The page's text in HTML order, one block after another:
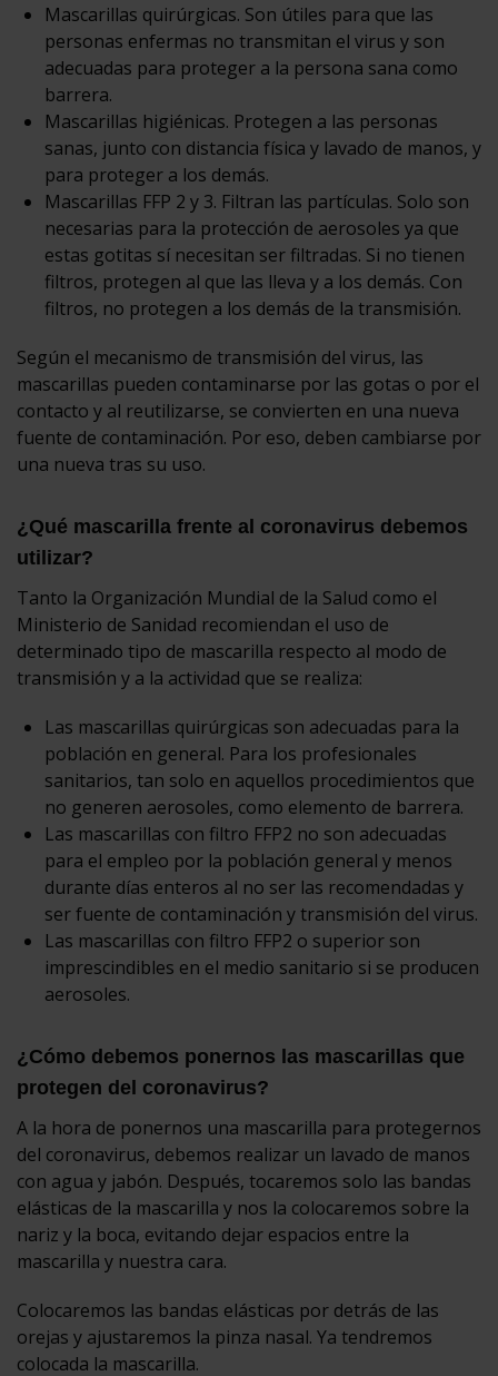
Mascarillas quirúrgicas. Son útiles para que las
personas enfermas no transmitan el virus y son
adecuadas para proteger a la persona sana como
barrera.
Mascarillas higiénicas. Protegen a las personas
sanas, junto con distancia física y lavado de manos, y
para proteger a los demás.
Mascarillas FFP 2 y 3. Filtran las partículas. Solo son
necesarias para la protección de aerosoles ya que
estas gotitas sí necesitan ser filtradas. Si no tienen
filtros, protegen al que las lleva y a los demás. Con
filtros, no protegen a los demás de la transmisión.
Según el mecanismo de transmisión del virus, las
mascarillas pueden contaminarse por las gotas o por el
contacto y al reutilizarse, se convierten en una nueva
fuente de contaminación. Por eso, deben cambiarse por
una nueva tras su uso.
¿Qué mascarilla frente al coronavirus debemos
utilizar?
Tanto la Organización Mundial de la Salud como el
Ministerio de Sanidad recomiendan el uso de
determinado tipo de mascarilla respecto al modo de
transmisión y a la actividad que se realiza:
Las mascarillas quirúrgicas son adecuadas para la
población en general. Para los profesionales
sanitarios, tan solo en aquellos procedimientos que
no generen aerosoles, como elemento de barrera.
Las mascarillas con filtro FFP2 no son adecuadas
para el empleo por la población general y menos
durante días enteros al no ser las recomendadas y
ser fuente de contaminación y transmisión del virus.
Las mascarillas con filtro FFP2 o superior son
imprescindibles en el medio sanitario si se producen
aerosoles.
¿Cómo debemos ponernos las mascarillas que
protegen del coronavirus?
A la hora de ponernos una mascarilla para protegernos
del coronavirus, debemos realizar un lavado de manos
con agua y jabón. Después, tocaremos solo las bandas
elásticas de la mascarilla y nos la colocaremos sobre la
nariz y la boca, evitando dejar espacios entre la
mascarilla y nuestra cara.
Colocaremos las bandas elásticas por detrás de las
orejas y ajustaremos la pinza nasal. Ya tendremos
colocada la mascarilla.